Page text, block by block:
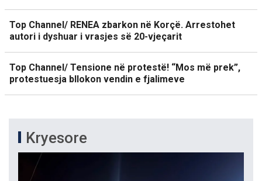
Top Channel/ RENEA zbarkon në Korçë. Arrestohet
autori i dyshuar i vrasjes së 20-vjeçarit
Top Channel/ Tensione në protestë! “Mos më prek”,
protestuesja bllokon vendin e fjalimeve
Kryesore